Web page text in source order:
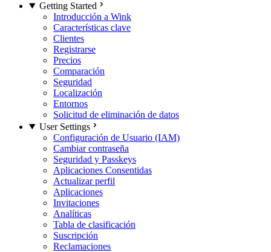
Getting Started
Introducción a Wink
Características clave
Clientes
Registrarse
Precios
Comparación
Seguridad
Localización
Entornos
Solicitud de eliminación de datos
User Settings
Configuración de Usuario (IAM)
Cambiar contraseña
Seguridad y Passkeys
Aplicaciones Consentidas
Actualizar perfil
Aplicaciones
Invitaciones
Analíticas
Tabla de clasificación
Suscripción
Reclamaciones